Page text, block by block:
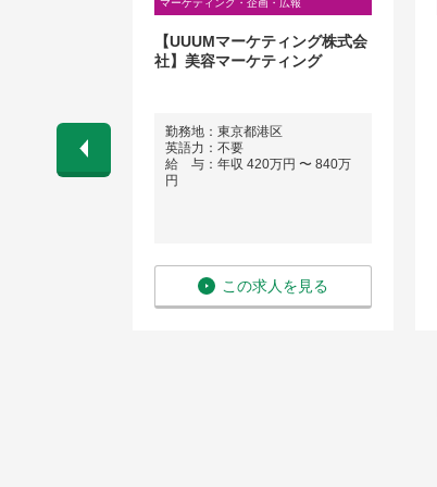
マーケティング・企画・広報
【UUUMマーケティング株式会
社】美容マーケティング
勤務地：東京都港区
英語力：不要
給 与：年収 420万円 〜 840万
円
この求人を見る